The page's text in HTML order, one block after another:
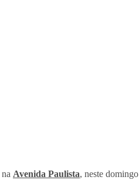
na Avenida Paulista, neste